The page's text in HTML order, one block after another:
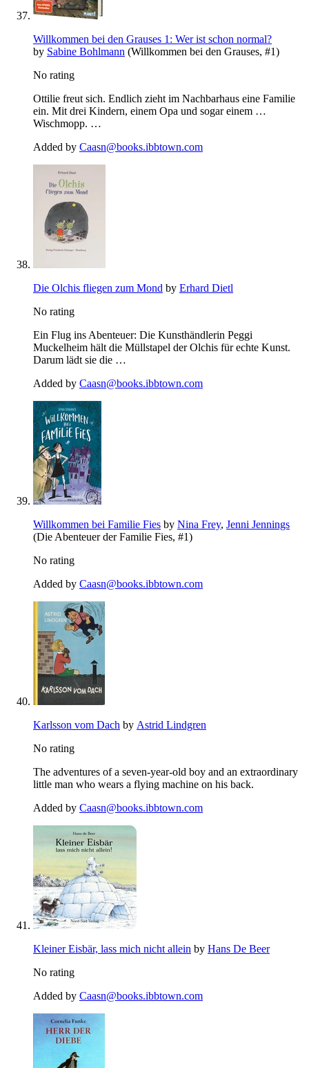
Willkommen bei den Grauses 1: Wer ist schon normal?
by Sabine Bohlmann (Willkommen bei den Grauses, #1)
No rating
Ottilie freut sich. Endlich zieht im Nachbarhaus eine Familie
ein. Mit drei Kindern, einem Opa und sogar einem …
Wischmopp. …
Added by Caasn@books.ibbtown.com
Die Olchis fliegen zum Mond by Erhard Dietl
No rating
Ein Flug ins Abenteuer: Die Kunsthändlerin Peggi
Muckelheim hält die Müllstapel der Olchis für echte Kunst.
Darum lädt sie die …
Added by Caasn@books.ibbtown.com
Willkommen bei Familie Fies by Nina Frey, Jenni Jennings
(Die Abenteuer der Familie Fies, #1)
No rating
Added by Caasn@books.ibbtown.com
Karlsson vom Dach by Astrid Lindgren
No rating
The adventures of a seven-year-old boy and an extraordinary
little man who wears a flying machine on his back.
Added by Caasn@books.ibbtown.com
Kleiner Eisbär, lass mich nicht allein by Hans De Beer
No rating
Added by Caasn@books.ibbtown.com